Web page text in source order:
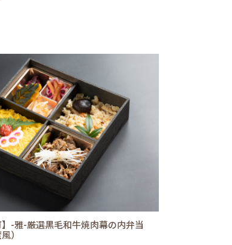
】-雅-厳選黒毛和牛焼肉幕の内弁当
）